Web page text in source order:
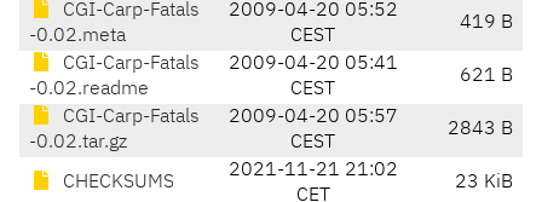
CGI-Carp-Fatals
-0.02.meta
2009-04-20 05:52
CEST
419 B
CGI-Carp-Fatals
-0.02.readme
2009-04-20 05:41
CEST
621 B
CGI-Carp-Fatals
-0.02.tar.gz
2009-04-20 05:57
CEST
2843 B
CHECKSUMS
2021-11-21 21:02
CET
23 KiB